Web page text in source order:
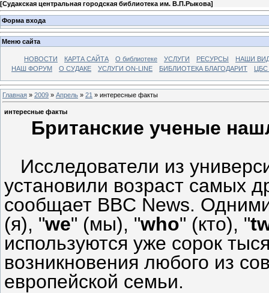
[Судакская центральная городская библиотека им. В.П.Рыкова]
Форма входа
Меню сайта
НОВОСТИ КАРТА САЙТА О библиотеке УСЛУГИ РЕСУРСЫ
НАШИ
НАШ ФОРУМ
О СУДАКЕ УСЛУГИ ON-LINE БИБЛИОТЕКА БЛАГОДАРИТ
Главная » 2009 » Апрель » 21 » интересные факты
интересные факты
Британские ученые
Исследователи из
установили возраст самых
сообщает BBC News.
(я), "we" (мы), "who" (кто), "
используются уже сорок
возникновения любого из
европейской семьи.